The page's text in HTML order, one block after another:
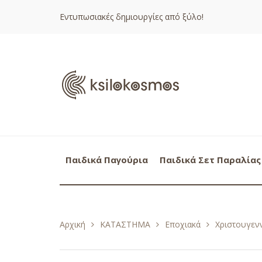
Εντυπωσιακές δημιουργίες από ξύλο!
Παιδικά Παγούρια Παιδικά Σετ Παραλίας
Αρχική ΚΑΤΑΣΤΗΜΑ Εποχιακά